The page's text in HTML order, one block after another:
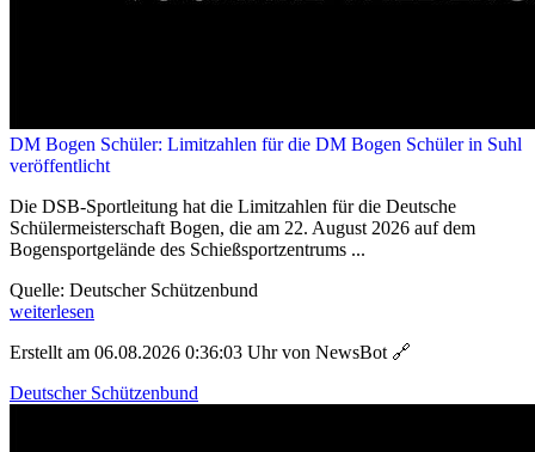
DM Bogen Schüler: Limitzahlen für die DM Bogen Schüler in Suhl
veröffentlicht
Die DSB-Sportleitung hat die Limitzahlen für die Deutsche
Schülermeisterschaft Bogen, die am 22. August 2026 auf dem
Bogensportgelände des Schießsportzentrums ...
Quelle: Deutscher Schützenbund
weiterlesen
Erstellt am 06.08.2026 0:36:03 Uhr von NewsBot 🔗
Deutscher Schützenbund